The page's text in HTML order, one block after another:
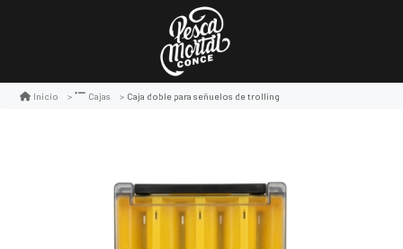
Inicio Cajas Caja doble para señuelos de trolling